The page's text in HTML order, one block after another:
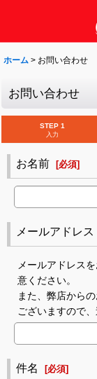
ホーム > お問い合わせ
お問い合わせ
STEP 1
入力
お名前 [必須]
メールアドレス
メールアドレス
意ください。
また、弊店から
ございますので
件名 [必須]